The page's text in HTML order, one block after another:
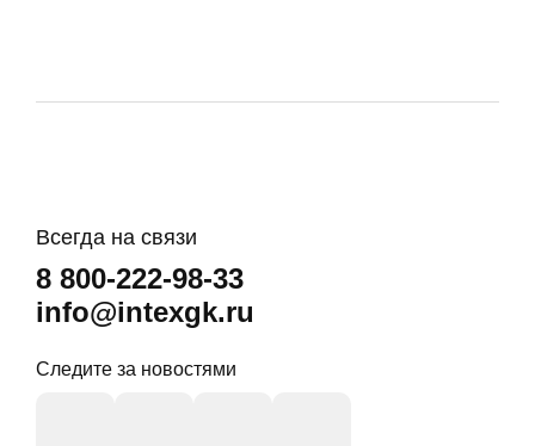
Всегда на связи
8 800-222-98-33
info@intexgk.ru
Следите за новостями